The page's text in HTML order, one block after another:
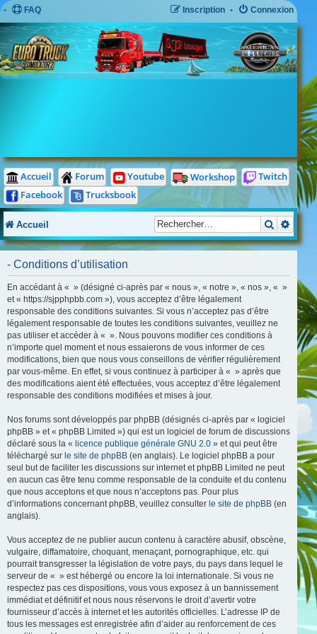
FAQ Connexion
Inscription
Accueil Forum Youtube Workshop
Twitch
Facebook
Trucksbook
Accueil
- Conditions d’utilisation
En accédant à « » (désigné ci-après par « nous », « notre », « nos », « »
et « https://sjpphpbb.com »), vous acceptez d’être légalement
responsable des conditions suivantes. Si vous n’acceptez pas d’être
légalement responsable de toutes les conditions suivantes, veuillez ne
pas utiliser et accéder à « ». Nous pouvons modifier ces conditions à
n’importe quel moment et nous essaierons de vous informer de ces
modifications, bien que nous vous conseillons de vérifier régulièrement
par vous-même. En effet, si vous continuez à participer à « » après que
des modifications aient été effectuées, vous acceptez d’être légalement
responsable des conditions modifiées et mises à jour.
Nos forums sont développés par phpBB (désignés ci-après par « logiciel
phpBB » et « phpBB Limited ») qui est un logiciel de forum de discussions
déclaré sous la « licence publique générale GNU 2.0 » et qui peut être
téléchargé sur le site de phpBB (en anglais). Le logiciel phpBB a pour
seul but de faciliter les discussions sur internet et phpBB Limited ne peut
en aucun cas être tenu comme responsable de la conduite et du contenu
que nous acceptons et que nous n’acceptons pas. Pour plus
d’informations concernant phpBB, veuillez consulter le site de phpBB (en
anglais).
Vous acceptez de ne publier aucun contenu à caractère abusif, obscène,
vulgaire, diffamatoire, choquant, menaçant, pornographique, etc. qui
pourrait transgresser la législation de votre pays, du pays dans lequel le
serveur de « » est hébergé ou encore la loi internationale. Si vous ne
respectez pas ces dispositions, vous vous exposez à un bannissement
immédiat et définitif et nous nous réservons le droit d’avertir votre
fournisseur d’accès à internet et les autorités officielles. L’adresse IP de
tous les messages est enregistrée afin d’aider au renforcement de ces